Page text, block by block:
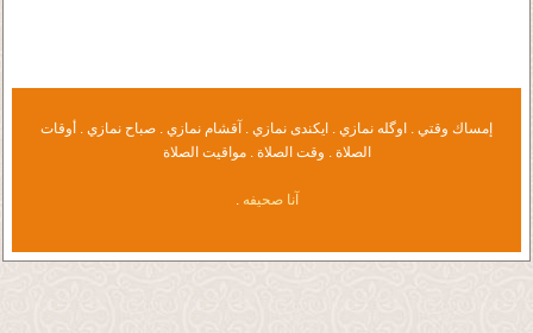
إمساك وقتي . اوگله نمازي . ايكندى نمازي . آقشام نمازي . صباح نمازي . أوقات
الصلاة . وقت الصلاة . مواقيت الصلاة
آنا صحيفه .